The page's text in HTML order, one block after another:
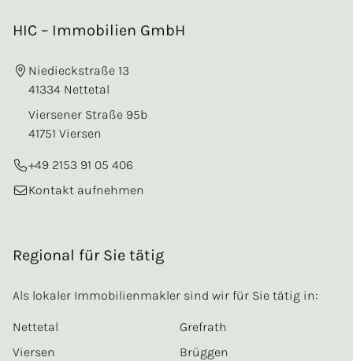
HIC – Immobilien GmbH
Niedieckstraße 13
41334 Nettetal
Viersener Straße 95b
41751 Viersen
+49 2153 91 05 406
Kontakt aufnehmen
Regional für Sie tätig
Als lokaler Immobilienmakler sind wir für Sie tätig in:
Nettetal
Viersen
Grefrath
Brüggen